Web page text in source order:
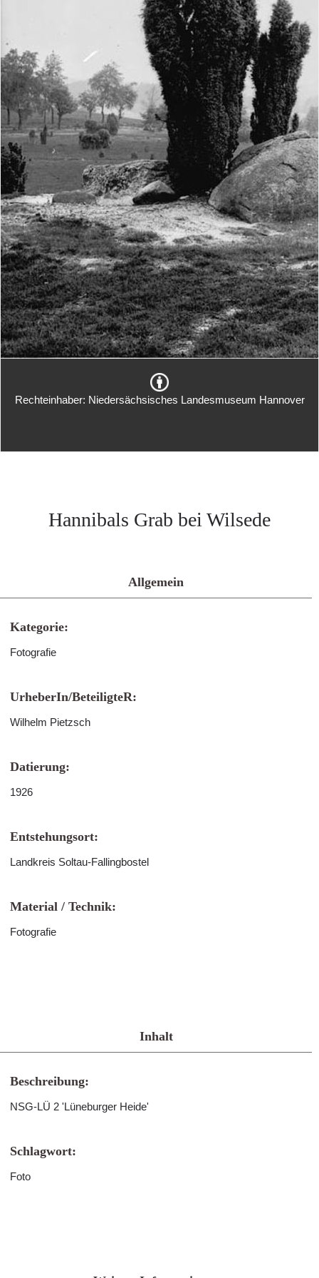
Rechteinhaber: Niedersächsisches Landesmuseum Hannover
Hannibals Grab bei Wilsede
Allgemein
Kategorie:
Fotografie
UrheberIn/BeteiligteR:
Wilhelm Pietzsch
Datierung:
1926
Entstehungsort:
Landkreis Soltau-Fallingbostel
Material / Technik:
Fotografie
Inhalt
Beschreibung:
NSG-LÜ 2 'Lüneburger Heide'
Schlagwort:
Foto